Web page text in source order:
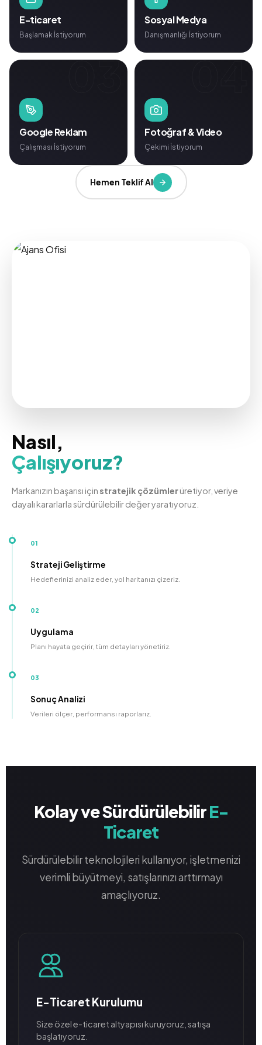
E-ticaret
Başlamak İstiyorum
Sosyal Medya
Danışmanlığı İstiyorum
03
Google Reklam
Çalışması İstiyorum
04
Fotoğraf & Video
Çekimi İstiyorum
Hemen Teklif Al
Nasıl,
Çalışıyoruz?
Markanızın başarısı için stratejik çözümlerüretiyor, veriye
dayalı kararlarla sürdürülebilir değer yaratıyoruz.
01
Strateji Geliştirme
Hedeflerinizi analiz eder, yol haritanızı çizeriz.
02
Uygulama
Planı hayata geçirir, tüm detayları yönetiriz.
03
Sonuç Analizi
Verileri ölçer, performansı raporlarız.
Kolay ve SürdürülebilirE-
Ticaret
Sürdürülebilir teknolojileri kullanıyor, işletmenizi
verimli büyütmeyi, satışlarınızı arttırmayı
amaçlıyoruz.
E-Ticaret Kurulumu
Size özel e-ticaret altyapısı kuruyoruz, satışa
başlatıyoruz.